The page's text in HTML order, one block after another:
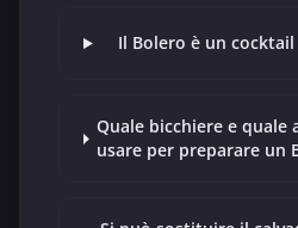
Il Bolero è un
Quale bicchiere e quale
usare per preparare un